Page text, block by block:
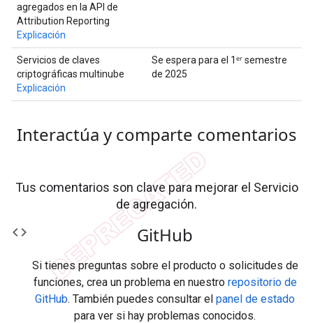
agregados en la API de
Attribution Reporting
Explicación
Servicios de claves
criptográficas multinube
Explicación
Se espera para el 1ᵉʳ semestre
de 2025
Interactúa y comparte comentarios
Tus comentarios son clave para mejorar el Servicio
de agregación.
code GitHub
Si tienes preguntas sobre el producto o solicitudes de
funciones, crea un problema en nuestro repositorio de
GitHub. También puedes consultar el panel de estado
para ver si hay problemas conocidos.